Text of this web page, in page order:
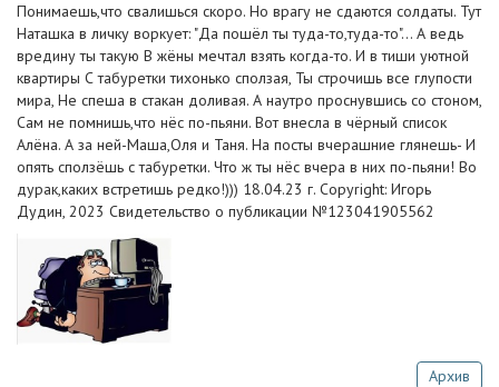
Понимаешь,что свалишься скоро. Но врагу не сдаются солдаты. Тут
Наташка в личку воркует: "Да пошёл ты туда-то,туда-то"... А ведь
вредину ты такую В жёны мечтал взять когда-то. И в тиши уютной
квартиры С табуретки тихонько сползая, Ты строчишь все глупости
мира, Не спеша в стакан доливая. А наутро проснувшись со стоном,
Сам не помнишь,что нёс по-пьяни. Вот внесла в чёрный список
Алёна. А за ней-Маша,Оля и Таня. На посты вчерашние глянешь- И
опять сползёшь с табуретки. Что ж ты нёс вчера в них по-пьяни! Во
дурак,каких встретишь редко!))) 18.04.23 г. Copyright: Игорь
Дудин, 2023 Свидетельство о публикации №123041905562
Архив